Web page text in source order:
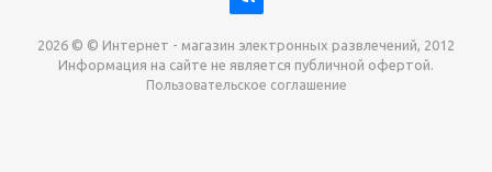
2026 © © Интернет - магазин электронных развлечений, 2012
Информация на сайте не является публичной офертой.
Пользовательское соглашение